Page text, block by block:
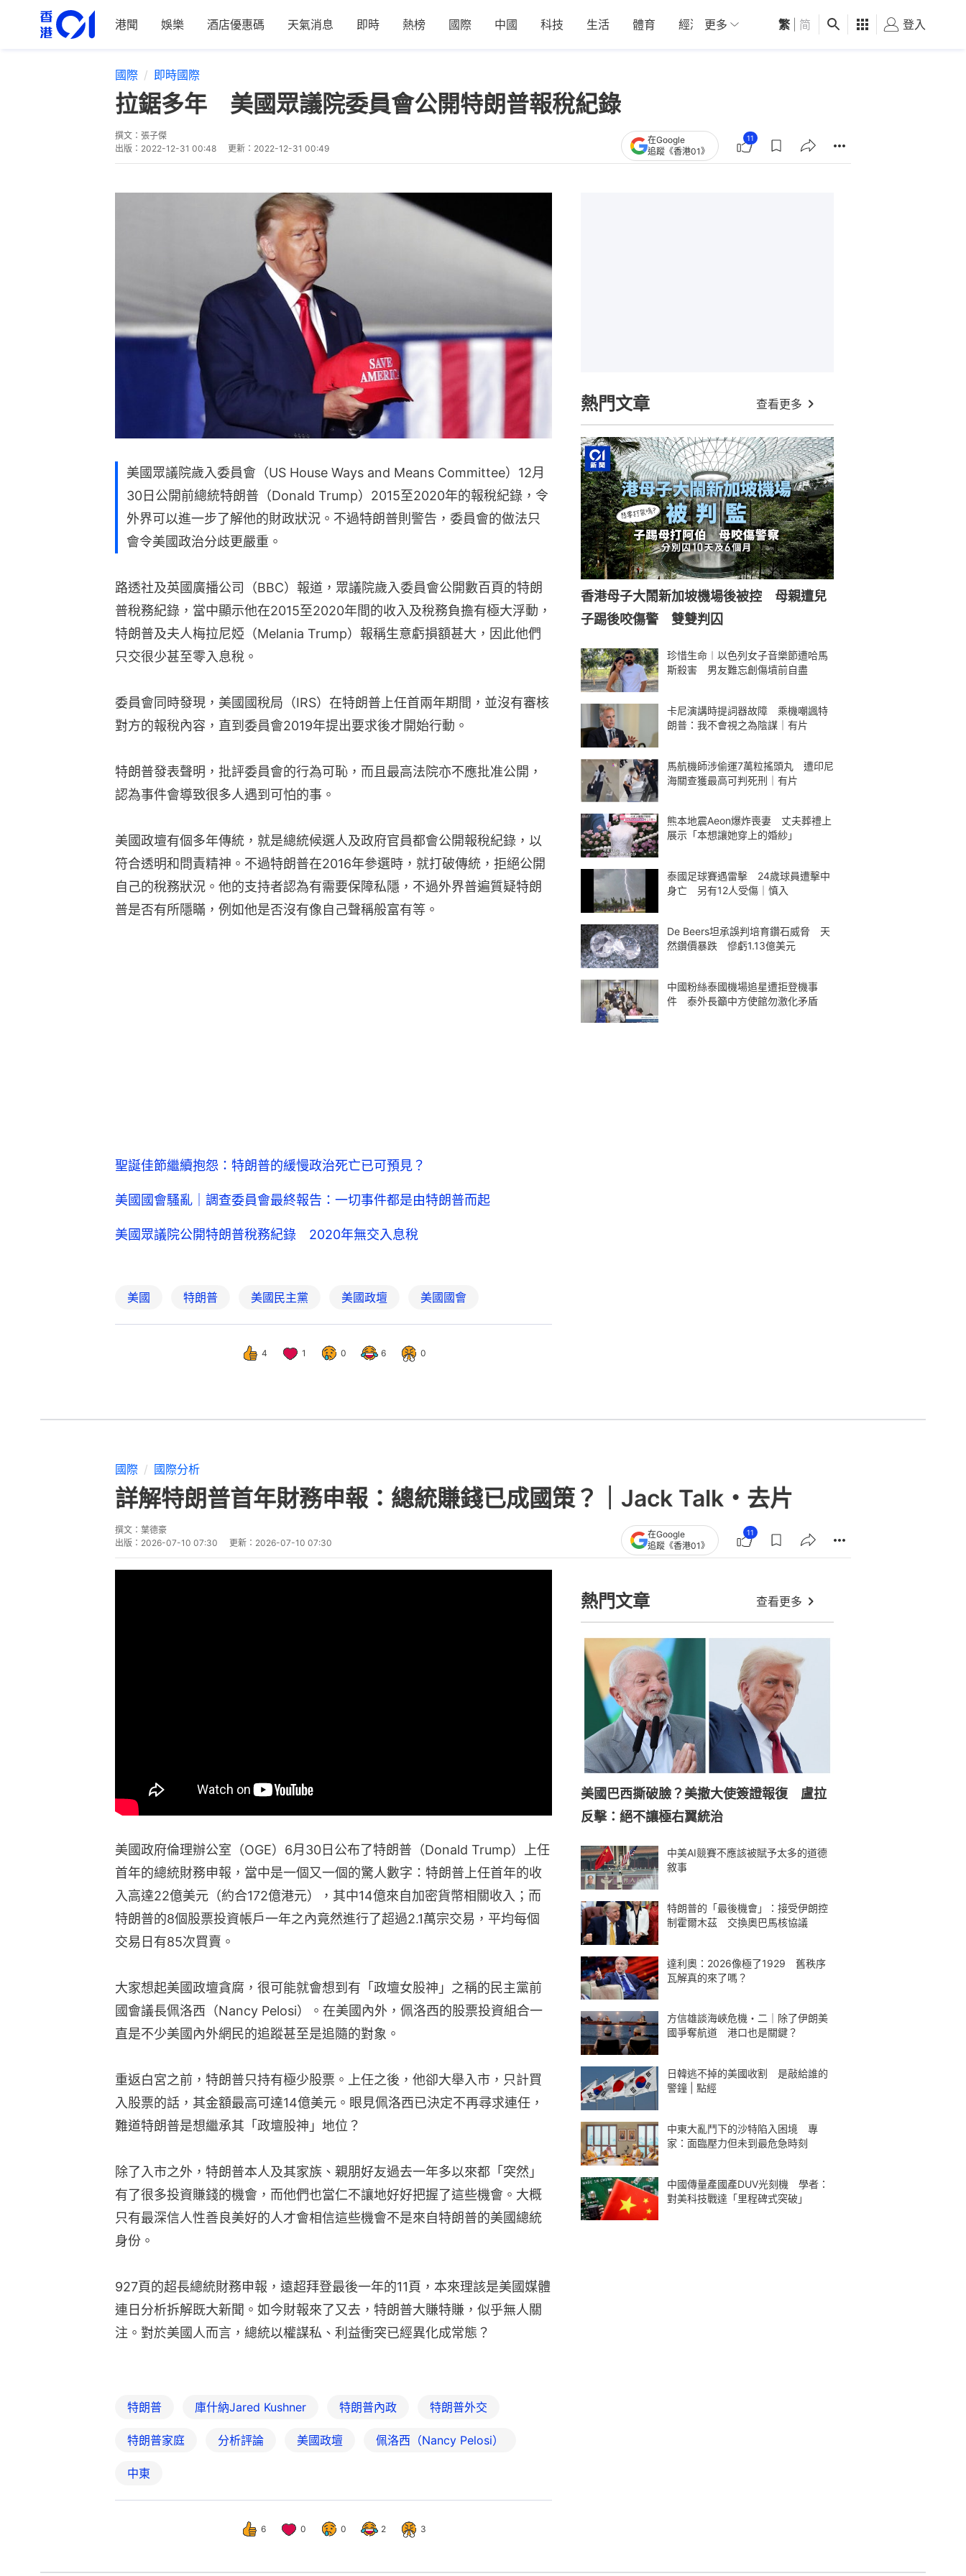
港聞 娛樂 酒店優惠碼 天氣消息 即時 熱榜 國際 中國 科技 生活 體育 經濟 01深圳 觀點 健康 好食玩飛
更多 繁 简 登入
國際 即時國際
拉鋸多年 美國眾議院委員會公開特朗普報稅紀錄
撰文： 張子傑
出版： 2022-12-31 00:48 更新： 2022-12-31 00:49
在Google
追蹤《香港01》
11
美國眾議院歲入委員會（US House Ways and Means Committee）12月
30日公開前總統特朗普（Donald Trump）2015至2020年的報稅紀錄，令
外界可以進一步了解他的財政狀況。不過特朗普則警告，委員會的做法只
會令美國政治分歧更嚴重。
路透社及英國廣播公司（BBC）報道，眾議院歲入委員會公開數百頁的特朗
普稅務紀錄，當中顯示他在2015至2020年間的收入及稅務負擔有極大浮動，
特朗普及夫人梅拉尼婭（Melania Trump）報稱生意虧損額甚大，因此他們
只交很少甚至零入息稅。
委員會同時發現，美國國稅局（IRS）在特朗普上任首兩年期間，並沒有審核
對方的報稅內容，直到委員會2019年提出要求後才開始行動。
特朗普發表聲明，批評委員會的行為可恥，而且最高法院亦不應批准公開，
認為事件會導致很多人遇到可怕的事。
美國政壇有個多年傳統，就是總統候選人及政府官員都會公開報稅紀錄，以
符合透明和問責精神。不過特朗普在2016年參選時，就打破傳統，拒絕公開
自己的稅務狀況。他的支持者認為有需要保障私隱，不過外界普遍質疑特朗
普是否有所隱瞞，例如他是否沒有像自己聲稱般富有等。
聖誕佳節繼續抱怨：特朗普的緩慢政治死亡已可預見？
美國國會騷亂｜調查委員會最終報告：一切事件都是由特朗普而起
美國眾議院公開特朗普稅務紀錄 2020年無交入息稅
美國 特朗普 美國民主黨 美國政壇 美國國會
4 1 0 6 0
熱門文章 查看更多
香港母子大鬧新加坡機場後被控 母親遭兒
子踢後咬傷警 雙雙判囚
珍惜生命︱以色列女子音樂節遭哈馬
斯殺害 男友難忘創傷墳前自盡
卡尼演講時提詞器故障 乘機嘲諷特
朗普：我不會視之為陰謀｜有片
馬航機師涉偷運7萬粒搖頭丸 遭印尼
海關查獲最高可判死刑｜有片
熊本地震Aeon爆炸喪妻 丈夫葬禮上
展示「本想讓她穿上的婚紗」
泰國足球賽遇雷擊 24歲球員遭擊中
身亡 另有12人受傷｜慎入
De Beers坦承誤判培育鑽石威脅 天
然鑽價暴跌 慘虧1.13億美元
中國粉絲泰國機場追星遭拒登機事
件 泰外長籲中方使館勿激化矛盾
國際 國際分析
詳解特朗普首年財務申報：總統賺錢已成國策？｜Jack Talk・去片
撰文： 葉德豪
出版： 2026-07-10 07:30 更新： 2026-07-10 07:30
在Google
追蹤《香港01》
11
美國政府倫理辦公室（OGE）6月30日公布了特朗普（Donald Trump）上任
首年的總統財務申報，當中是一個又一個的驚人數字：特朗普上任首年的收
入高達22億美元（約合172億港元），其中14億來自加密貨幣相關收入；而
特朗普的8個股票投資帳戶一年之內竟然進行了超過2.1萬宗交易，平均每個
交易日有85次買賣。
大家想起美國政壇貪腐，很可能就會想到有「政壇女股神」之稱的民主黨前
國會議長佩洛西（Nancy Pelosi）。在美國內外，佩洛西的股票投資組合一
直是不少美國內外網民的追蹤甚至是追隨的對象。
重返白宮之前，特朗普只持有極少股票。上任之後，他卻大舉入市，只計買
入股票的話，其金額最高可達14億美元。眼見佩洛西已決定不再尋求連任，
難道特朗普是想繼承其「政壇股神」地位？
除了入市之外，特朗普本人及其家族、親朋好友過去一年多以來都「突然」
有了很多投資賺錢的機會，而他們也當仁不讓地好好把握了這些機會。大概
只有最深信人性善良美好的人才會相信這些機會不是來自特朗普的美國總統
身份。
927頁的超長總統財務申報，遠超拜登最後一年的11頁，本來理該是美國媒體
連日分析拆解既大新聞。如今財報來了又去，特朗普大賺特賺，似乎無人關
注。對於美國人而言，總統以權謀私、利益衝突已經異化成常態？
特朗普 庫什納Jared Kushner 特朗普內政 特朗普外交
特朗普家庭 分析評論 美國政壇 佩洛西（Nancy Pelosi）
中東
6 0 0 2 3
熱門文章 查看更多
美國巴西撕破臉？美撤大使簽證報復 盧拉
反擊：絕不讓極右翼統治
中美AI競賽不應該被賦予太多的道德
敘事
特朗普的「最後機會」：接受伊朗控
制霍爾木茲 交換奧巴馬核協議
達利奧：2026像極了1929 舊秩序
瓦解真的來了嗎？
方信雄談海峽危機・二｜除了伊朗美
國爭奪航道 港口也是關鍵？
日韓逃不掉的美國收割 是敲給誰的
警鐘 | 點經
中東大亂鬥下的沙特陷入困境 專
家：面臨壓力但未到最危急時刻
中國傳量產國產DUV光刻機 學者：
對美科技戰達「里程碑式突破」